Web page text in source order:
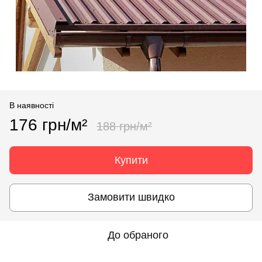
В наявності
176 грн/м² 188 грн/м²
Купити
Замовити швидко
До обраного